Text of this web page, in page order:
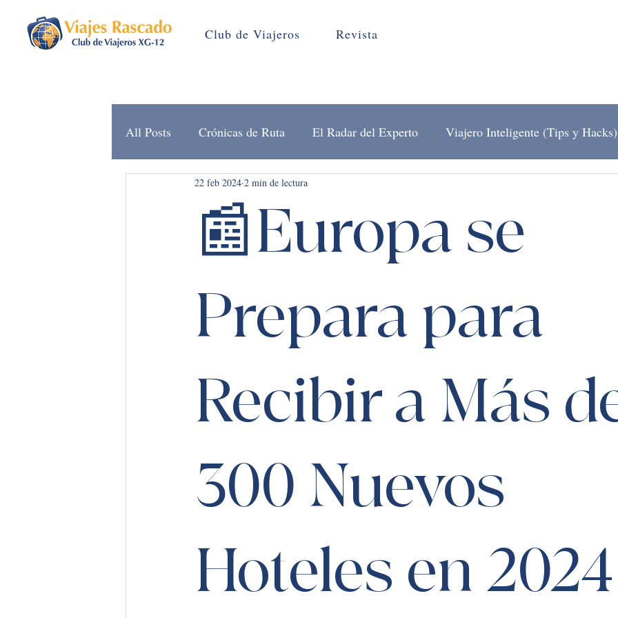
Club de Viajeros Revista
All Posts Crónicas de Ruta El Radar del Experto Viajero Inteligente (Tips y Hacks)
Brújula Rascado (Noticias)
📰Europa se
Prepara para
Recibir a Más
300 Nuevos
Hoteles en 2024
22 feb 2024 2 min de lectura